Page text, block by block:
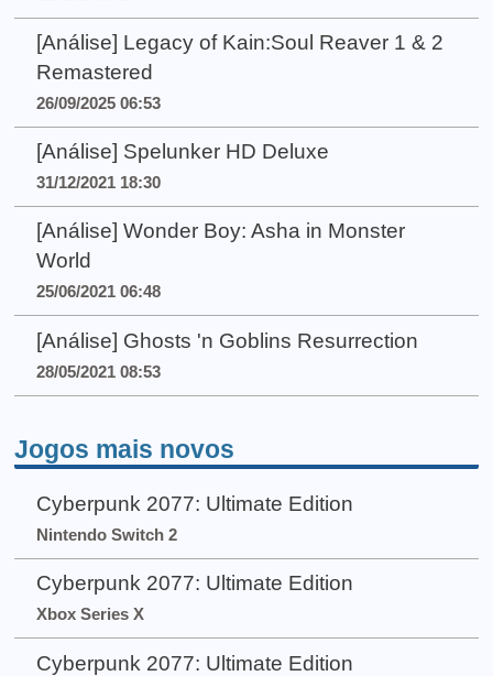
[Análise] Legacy of Kain:Soul Reaver 1 & 2
Remastered
26/09/2025 06:53
[Análise] Spelunker HD Deluxe
31/12/2021 18:30
[Análise] Wonder Boy: Asha in Monster
World
25/06/2021 06:48
[Análise] Ghosts 'n Goblins Resurrection
28/05/2021 08:53
Jogos mais novos
Cyberpunk 2077: Ultimate Edition
Nintendo Switch 2
Cyberpunk 2077: Ultimate Edition
Xbox Series X
Cyberpunk 2077: Ultimate Edition